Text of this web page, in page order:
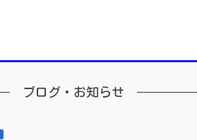
ブログ・お知らせ